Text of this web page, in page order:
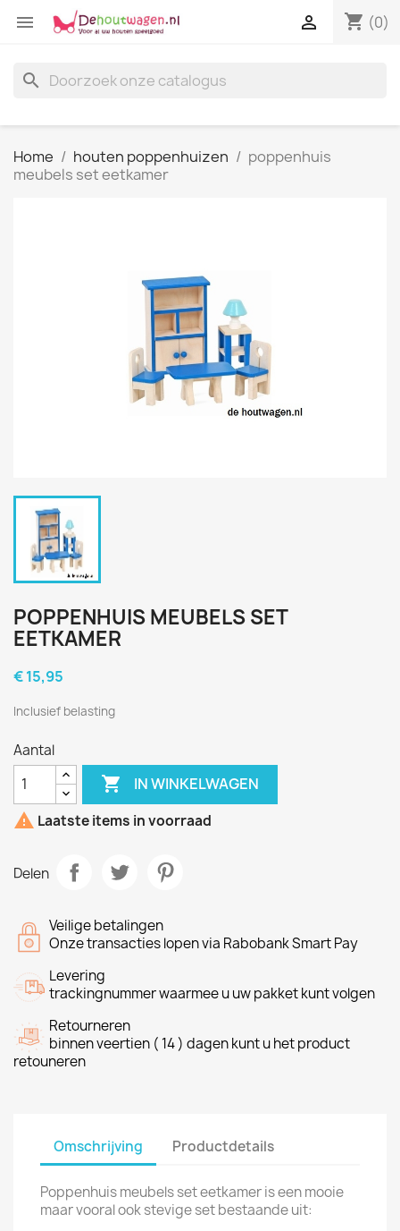
 shopping_cart (0)

search
Home houten poppenhuizen
poppenhuis
meubels set eetkamer
POPPENHUIS MEUBELS SET
EETKAMER
€ 15,95
Inclusief belasting
Aantal
 IN WINKELWAGEN
 Laatste items in voorraad
Delen
Veilige betalingen
Onze transacties lopen via Rabobank Smart Pay
Levering
trackingnummer waarmee u uw pakket kunt volgen
Retourneren
binnen veertien ( 14 ) dagen kunt u het product
retouneren
Omschrijving Productdetails
Poppenhuis meubels set eetkamer is een mooie
maar vooral ook stevige set bestaande uit: